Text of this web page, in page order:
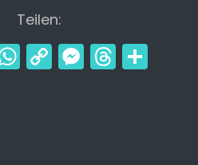
Teilen:
W C M T